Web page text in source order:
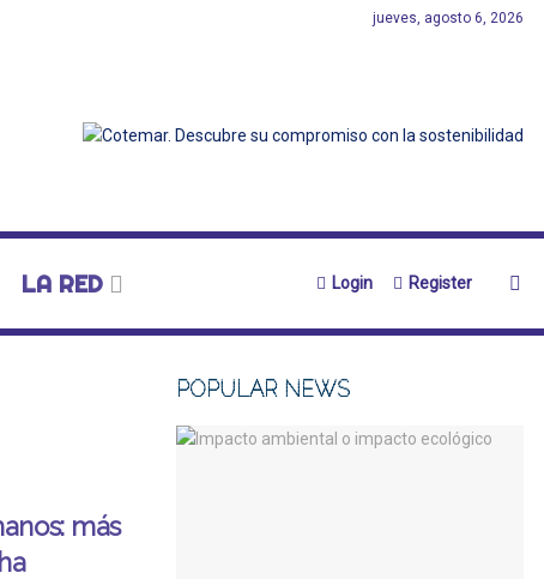
jueves, agosto 6, 2026
LA RED Login Register
más
POPULAR NEWS